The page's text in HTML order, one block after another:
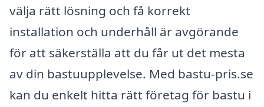
välja rätt lösning och få korrekt
installation och underhåll är avgörande
för att säkerställa att du får ut det mesta
av din bastuupplevelse. Med bastu-pris.se
kan du enkelt hitta rätt företag för bastu i